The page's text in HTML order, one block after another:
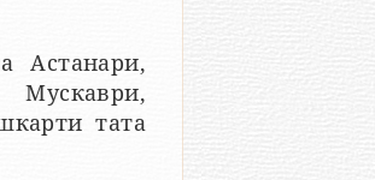
Астанари,
тата